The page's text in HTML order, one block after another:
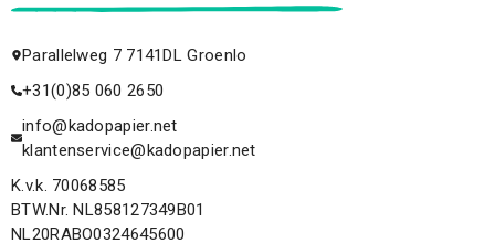
Parallelweg 7 7141DL Groenlo
+31(0)85 060 2650
info@kadopapier.net
klantenservice@kadopapier.net
K.v.k. 70068585
BTW.Nr. NL858127349B01
NL20RABO0324645600